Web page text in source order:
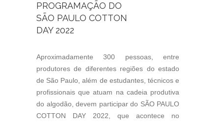
PROGRAMAÇÃO DO
SÃO PAULO COTTON
DAY 2022
Aproximadamente 300 pessoas, entre
produtores de diferentes regiões do estado
de São Paulo, além de estudantes, técnicos e
profissionais que atuam na cadeia produtiva
do algodão, devem participar do SÃO PAULO
COTTON DAY 2022, que acontece no